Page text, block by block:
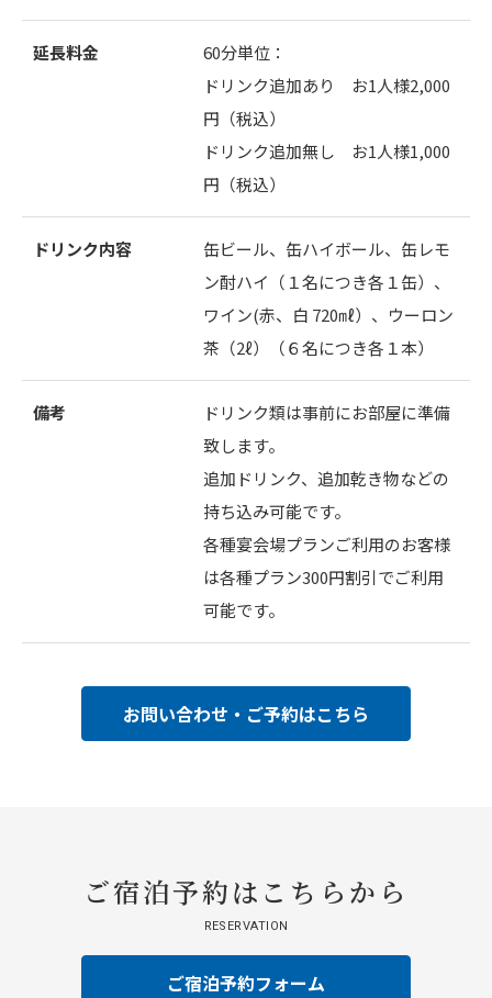
延長料金
60分単位：
ドリンク追加あり お1人様2,000
円（税込）
ドリンク追加無し お1人様1,000
円（税込）
ドリンク内容
缶ビール、缶ハイボール、缶レモ
ン酎ハイ（１名につき各１缶）、
ワイン(赤、白 720㎖）、ウーロン
茶（2ℓ）（６名につき各１本）
備考
ドリンク類は事前にお部屋に準備
致します。
追加ドリンク、追加乾き物などの
持ち込み可能です。
各種宴会場プランご利用のお客様
は各種プラン300円割引でご利用
可能です。
お問い合わせ・ご予約はこちら
ご宿泊予約はこちらから
RESERVATION
ご宿泊予約フォーム